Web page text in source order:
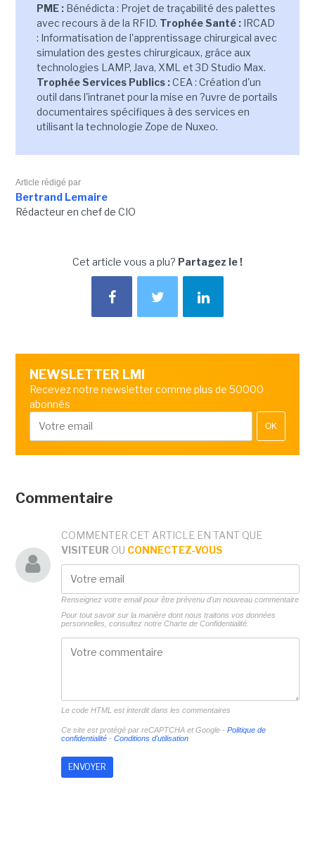
PME : Bénédicta : Projet de traçabilité des palettes
avec recours à de la RFID. Trophée Santé : IRCAD
: Informatisation de l'apprentissage chirurgical avec
simulation des gestes chirurgicaux, grâce aux
technologies LAMP, Java, XML et 3D Studio Max.
Trophée Services Publics :CEA : Création d'un
outil dans l'intranet pour la mise en ?uvre de portails
documentaires spécifiques à des services en
utilisant la technologie Zope de Nuxeo.
Article rédigé par
Bertrand Lemaire
Rédacteur en chef de CIO
Cet article vous a plu? Partagez le !
NEWSLETTER LMI
Recevez notre newsletter comme plus de 50000
abonnés
OK
Commentaire
COMMENTER CET ARTICLE EN TANT QUE
VISITEUR OU CONNECTEZ-VOUS
Renseignez votre email pour être prévenu d'un nouveau commentaire
Pour tout savoir sur la manière dont nous traitons vos données
personnelles, consultez notre Charte de Confidentialité.
Le code HTML est interdit dans les commentaires
Ce site est protégé par reCAPTCHA et Google - Politique de
confidentialité- Conditions d'utilisation